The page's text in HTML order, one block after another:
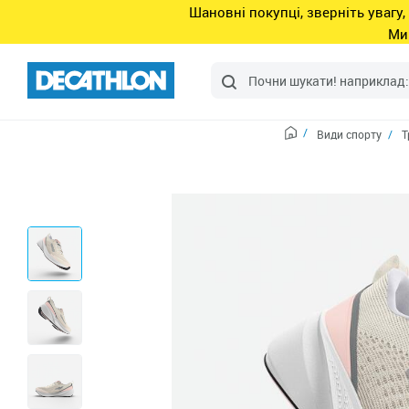
Шановні покупці, зверніть
Ми
Види спорту